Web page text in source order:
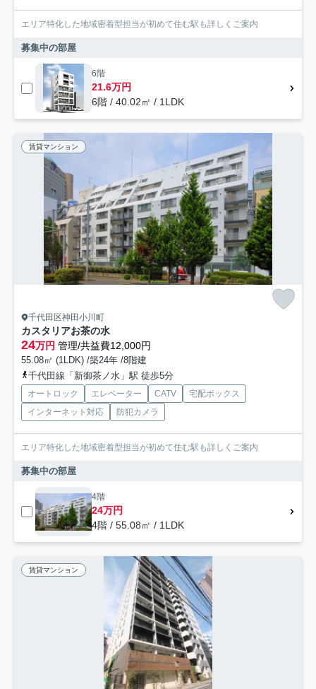
エリア特化した地域密着型担当が初めて住む駅も詳しくご案内
募集中の部屋
6階
21.6万円
6階 / 40.02㎡ / 1LDK
賃貸マンション
千代田区神田小川町
カスタリアお茶の水
24万円 管理/共益費12,000円
55.08㎡ (1LDK) /築24年 /8階建
千代田線「新御茶ノ水」駅 徒歩5分
オートロック エレベーター CATV
宅配ボックス
インターネット対応
防犯カメラ
エリア特化した地域密着型担当が初めて住む駅も詳しくご案内
募集中の部屋
4階
24万円
4階 / 55.08㎡ / 1LDK
賃貸マンション